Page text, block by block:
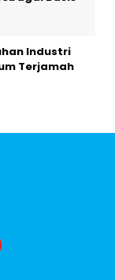
Industri
Terjamah